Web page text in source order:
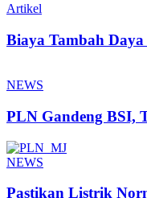
Artikel
Biaya Tambah
NEWS
PLN Gandeng BSI,
NEWS
Pastikan Listrik